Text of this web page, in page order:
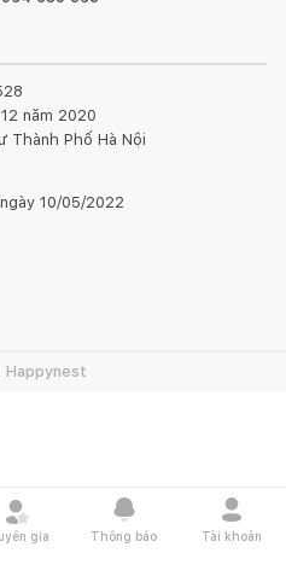
gia Thông báo Tài khoản
năm 2020
Thành Phố Hà Nội
10/05/2022